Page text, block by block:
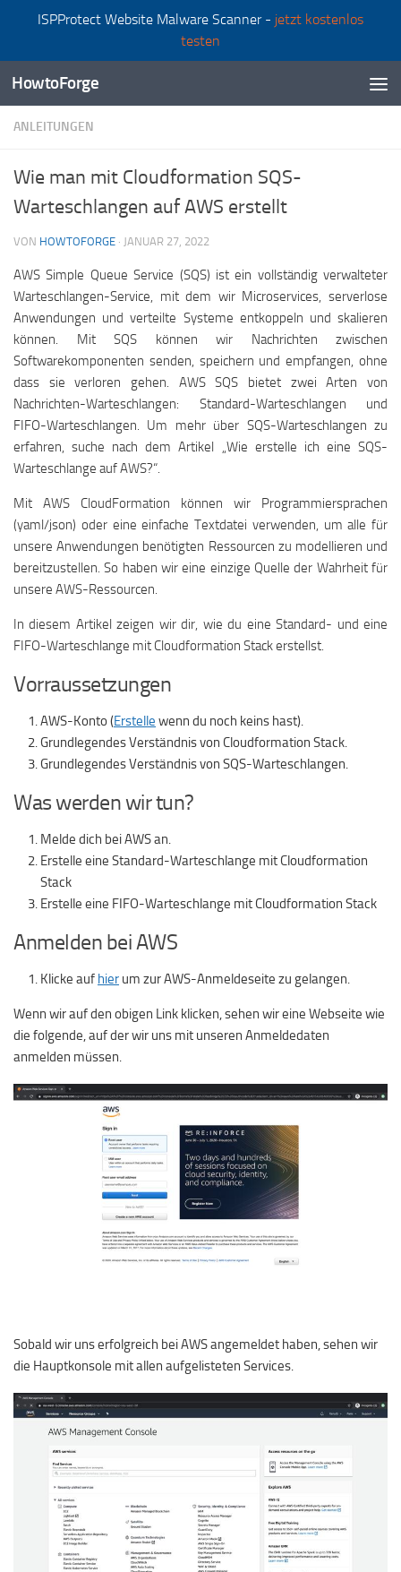
ISPProtect Website Malware Scanner - jetzt kostenlos
testen
Zum Inhalt springen
HowtoForge
ANLEITUNGEN
Wie man mit Cloudformation SQS-
Warteschlangen auf AWS erstellt
VON HOWTOFORGE · JANUAR 27, 2022
AWS Simple Queue Service (SQS) ist ein vollständig verwalteter
Warteschlangen-Service, mit dem wir Microservices, serverlose
Anwendungen und verteilte Systeme entkoppeln und skalieren
können. Mit SQS können wir Nachrichten zwischen
Softwarekomponenten senden, speichern und empfangen, ohne
dass sie verloren gehen. AWS SQS bietet zwei Arten von
Nachrichten-Warteschlangen: Standard-Warteschlangen und
FIFO-Warteschlangen. Um mehr über SQS-Warteschlangen zu
erfahren, suche nach dem Artikel „Wie erstelle ich eine SQS-
Warteschlange auf AWS?“.
Mit AWS CloudFormation können wir Programmiersprachen
(yaml/json) oder eine einfache Textdatei verwenden, um alle für
unsere Anwendungen benötigten Ressourcen zu modellieren und
bereitzustellen. So haben wir eine einzige Quelle der Wahrheit für
unsere AWS-Ressourcen.
In diesem Artikel zeigen wir dir, wie du eine Standard- und eine
FIFO-Warteschlange mit Cloudformation Stack erstellst.
Vorraussetzungen
AWS-Konto (Erstelle wenn du noch keins hast).
Grundlegendes Verständnis von Cloudformation Stack.
Grundlegendes Verständnis von SQS-Warteschlangen.
Was werden wir tun?
Melde dich bei AWS an.
Erstelle eine Standard-Warteschlange mit Cloudformation
Stack
Erstelle eine FIFO-Warteschlange mit Cloudformation Stack
Anmelden bei AWS
Klicke auf hier um zur AWS-Anmeldeseite zu gelangen.
Wenn wir auf den obigen Link klicken, sehen wir eine Webseite wie
die folgende, auf der wir uns mit unseren Anmeldedaten
anmelden müssen.
Sobald wir uns erfolgreich bei AWS angemeldet haben, sehen wir
die Hauptkonsole mit allen aufgelisteten Services.